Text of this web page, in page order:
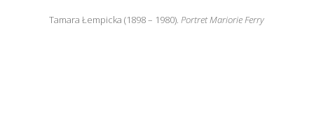
Tamara Łempicka (1898 – 1980).Portret Mariorie Ferry